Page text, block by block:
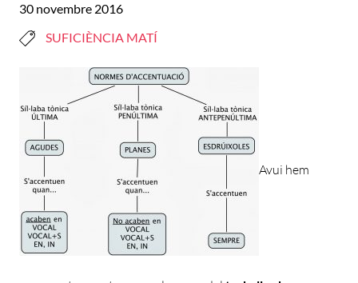
30 novembre 2016
SUFICIÈNCIA MATÍ
Avui hem